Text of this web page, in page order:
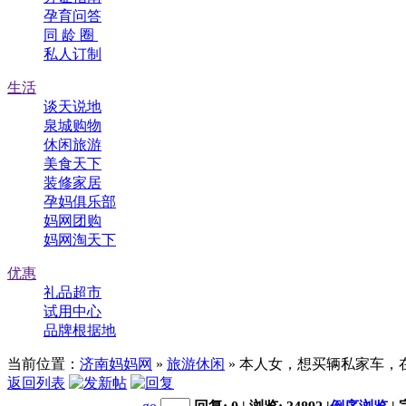
孕育问答
同 龄 圈
私人订制
生活
谈天说地
泉城购物
休闲旅游
美食天下
装修家居
孕妈俱乐部
妈网团购
妈网淘天下
优惠
礼品超市
试用中心
品牌根据地
当前位置： 济南妈妈网 » 旅游休闲 » 本人女，想买辆私家车，
返回列表